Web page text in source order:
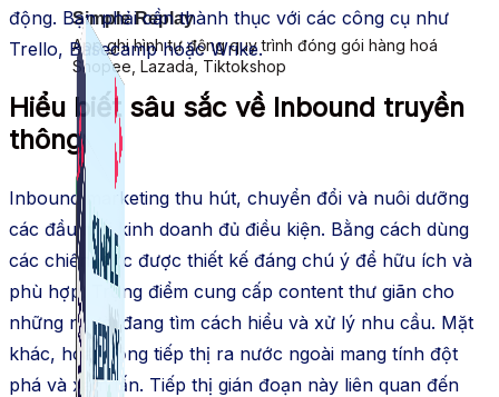
Simple Replay
App ghi hình tự động quy trình đóng gói hàng hoá
Shopee, Lazada, Tiktokshop
động. Bạn phải cần thành thục với các công cụ như
Trello, Basecamp hoặc Wrike.
Hiểu biết sâu sắc về Inbound truyền
thông
Inbound marketing thu hút, chuyển đổi và nuôi dưỡng
các đầu mối kinh doanh đủ điều kiện. Bằng cách dùng
các chiến lược được thiết kế đáng chú ý để hữu ích và
phù hợp. Trọng điểm cung cấp content thư giãn cho
những người đang tìm cách hiểu và xử lý nhu cầu. Mặt
khác, hoạt động tiếp thị ra nước ngoài mang tính đột
phá và xâm lấn. Tiếp thị gián đoạn này liên quan đến